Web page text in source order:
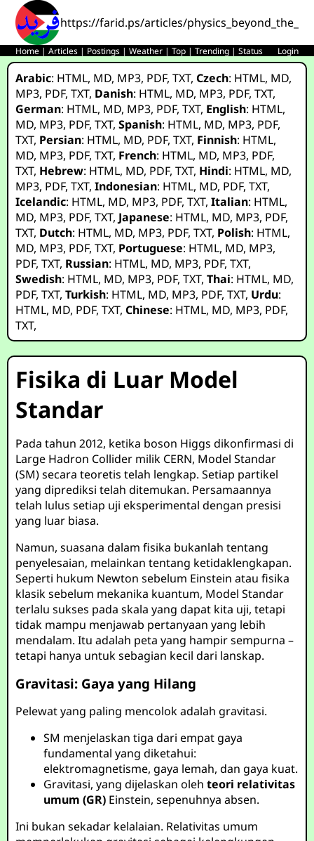
https://farid.ps/articles/
Home |Articles | Postings |Weather |Top |Trending |Status Login
Arabic: HTML, MD, MP3, PDF,TXT,Czech: HTML, MD,
MP3, PDF,TXT, Danish: HTML, MD, MP3, PDF,TXT,
German: HTML, MD, MP3, PDF,TXT, English: HTML,
MD, MP3, PDF,TXT,Spanish: HTML, MD, MP3, PDF,
TXT, Persian: HTML, MD, PDF,TXT, Finnish: HTML,
MD, MP3, PDF,TXT, French: HTML, MD, MP3, PDF,
TXT, Hebrew: HTML, MD, PDF,TXT, Hindi: HTML, MD,
MP3, PDF,TXT,Indonesian: HTML, MD, PDF,TXT,
Icelandic: HTML, MD, MP3, PDF,TXT,Italian: HTML,
MD, MP3, PDF,TXT, Japanese: HTML, MD, MP3, PDF,
TXT, Dutch: HTML, MD, MP3, PDF,TXT, Polish: HTML,
MD, MP3, PDF,TXT, Portuguese: HTML, MD, MP3,
PDF,TXT, Russian: HTML, MD, MP3, PDF,TXT,
Swedish: HTML, MD, MP3, PDF,TXT,Thai: HTML, MD,
PDF,TXT,Turkish: HTML, MD, MP3, PDF,TXT, Urdu:
HTML, MD, PDF,TXT,Chinese: HTML, MD, MP3, PDF,
TXT,
Fisika di Luar Model
Standar
Pada tahun 2012, ketika boson Higgs dikonfirmasi di
Large Hadron Collider milik CERN, Model Standar
(SM) secara teoretis telah lengkap. Setiap partikel
yang diprediksi telah ditemukan. Persamaannya
telah lulus setiap uji eksperimental dengan presisi
yang luar biasa.
Namun, suasana dalam fisika bukanlah tentang
penyelesaian, melainkan tentang ketidaklengkapan.
Seperti hukum Newton sebelum Einstein atau fisika
klasik sebelum mekanika kuantum, Model Standar
terlalu sukses pada skala yang dapat kita uji, tetapi
tidak mampu menjawab pertanyaan yang lebih
mendalam. Itu adalah peta yang hampir sempurna –
tetapi hanya untuk sebagian kecil dari lanskap.
Gravitasi: Gaya yang Hilang
Pelewat yang paling mencolok adalah gravitasi.
SM menjelaskan tiga dari empat gaya
fundamental yang diketahui:
elektromagnetisme, gaya lemah, dan gaya kuat.
Gravitasi, yang dijelaskan olehteori relativitas
umum (GR) Einstein, sepenuhnya absen.
Ini bukan sekadar kelalaian. Relativitas umum